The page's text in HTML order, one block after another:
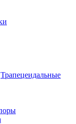
Трапецеидальные